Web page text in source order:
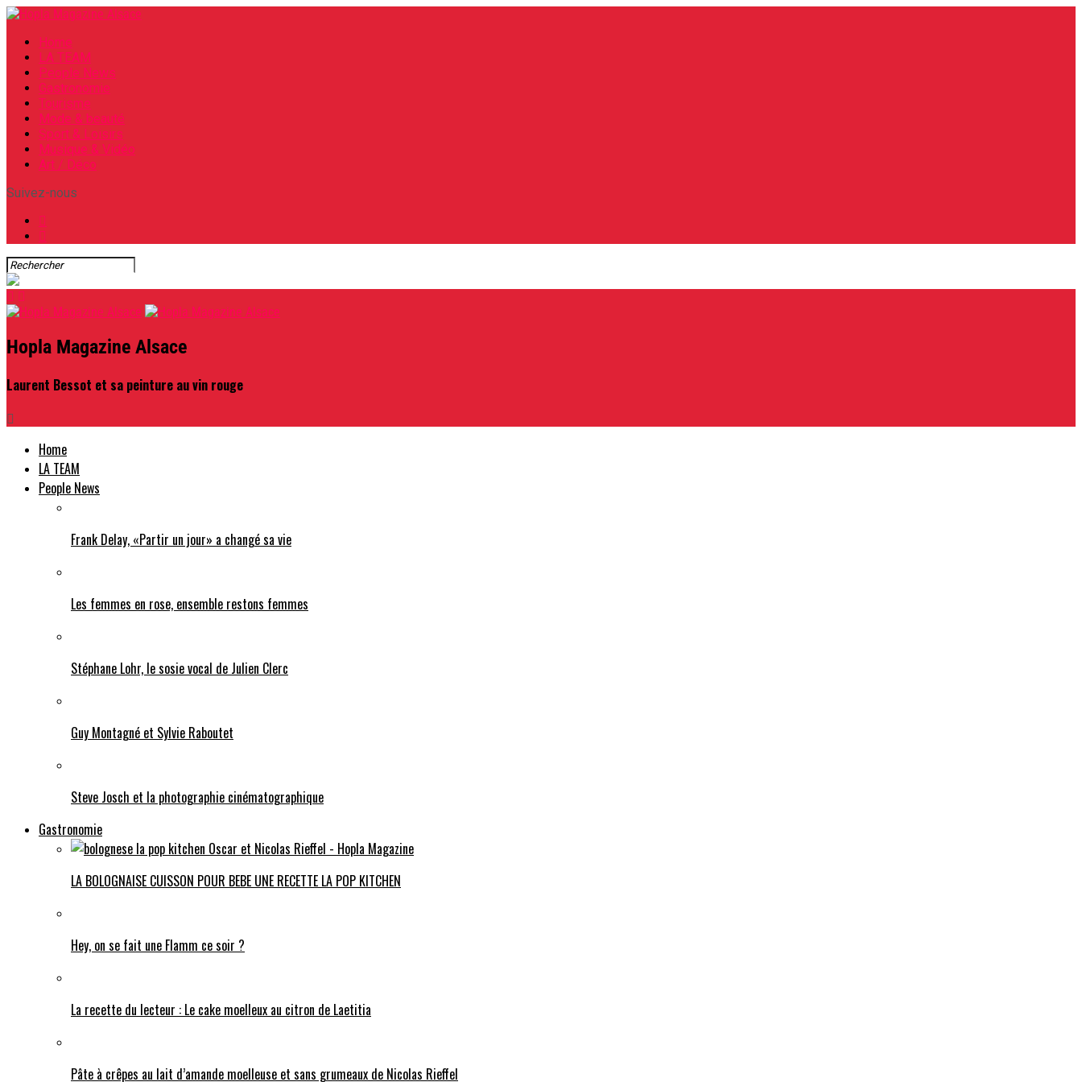
Home
LA TEAM
People News
Gastronomie
Tourisme
Mode & beauté
Sport & Loisirs
Musique & Vidéo
Art / Déco
Suivez-nous
Hopla Magazine Alsace
Laurent Bessot et sa peinture au vin rouge
Home
LA TEAM
People News
Frank Delay, «Partir un jour» a changé sa vie
Les femmes en rose, ensemble restons femmes
Stéphane Lohr, le sosie vocal de Julien Clerc
Guy Montagné et Sylvie Raboutet
Steve Josch et la photographie cinématographique
Gastronomie
LA BOLOGNAISE CUISSON POUR BEBE UNE RECETTE LA POP KITCHEN
Hey, on se fait une Flamm ce soir ?
La recette du lecteur : Le cake moelleux au citron de Laetitia
Pâte à crêpes au lait d’amande moelleuse et sans grumeaux de Nicolas Rieffel